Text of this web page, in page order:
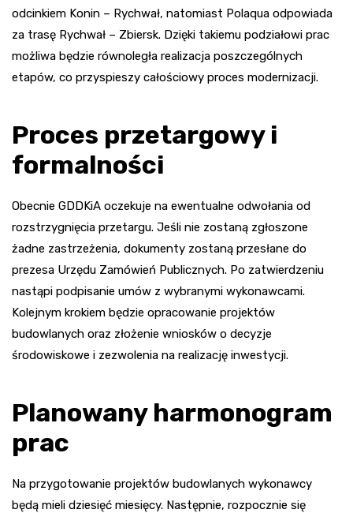
odcinkiem Konin – Rychwał, natomiast Polaqua odpowiada
za trasę Rychwał – Zbiersk. Dzięki takiemu podziałowi prac
możliwa będzie równoległa realizacja poszczególnych
etapów, co przyspieszy całościowy proces modernizacji.
Proces przetargowy i
formalności
Obecnie GDDKiA oczekuje na ewentualne odwołania od
rozstrzygnięcia przetargu. Jeśli nie zostaną zgłoszone
żadne zastrzeżenia, dokumenty zostaną przesłane do
prezesa Urzędu Zamówień Publicznych. Po zatwierdzeniu
nastąpi podpisanie umów z wybranymi wykonawcami.
Kolejnym krokiem będzie opracowanie projektów
budowlanych oraz złożenie wniosków o decyzje
środowiskowe i zezwolenia na realizację inwestycji.
Planowany harmonogram
prac
Na przygotowanie projektów budowlanych wykonawcy
będą mieli dziesięć miesięcy. Następnie, rozpocznie się